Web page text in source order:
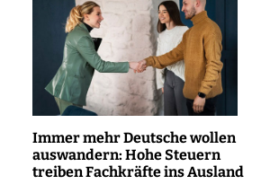
Immer mehr Deutsche wollen
auswandern: Hohe Steuern
treiben Fachkräfte ins Ausland